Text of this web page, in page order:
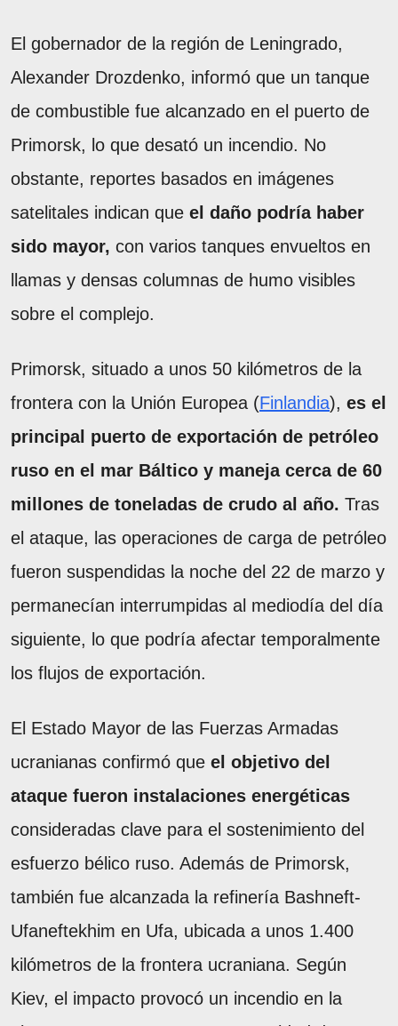
El gobernador de la región de Leningrado,
Alexander Drozdenko, informó que un tanque
de combustible fue alcanzado en el puerto de
Primorsk, lo que desató un incendio. No
obstante, reportes basados en imágenes
satelitales indican que el daño podría haber
sido mayor, con varios tanques envueltos en
llamas y densas columnas de humo visibles
sobre el complejo.
Primorsk, situado a unos 50 kilómetros de la
frontera con la Unión Europea (Finlandia), es el
principal puerto de exportación de petróleo
ruso en el mar Báltico y maneja cerca de 60
millones de toneladas de crudo al año. Tras
el ataque, las operaciones de carga de petróleo
fueron suspendidas la noche del 22 de marzo y
permanecían interrumpidas al mediodía del día
siguiente, lo que podría afectar temporalmente
los flujos de exportación.
El Estado Mayor de las Fuerzas Armadas
ucranianas confirmó que el objetivo del
ataque fueron instalaciones energéticas
consideradas clave para el sostenimiento del
esfuerzo bélico ruso. Además de Primorsk,
también fue alcanzada la refinería Bashneft-
Ufaneftekhim en Ufa, ubicada a unos 1.400
kilómetros de la frontera ucraniana. Según
Kiev, el impacto provocó un incendio en la